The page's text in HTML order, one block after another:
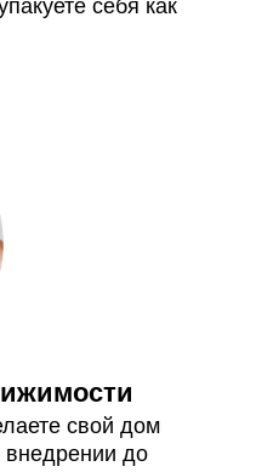
себя как
свой дом
до